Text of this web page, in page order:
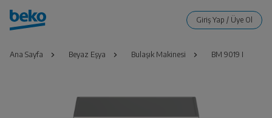
Ana Sayfa Beyaz Eşya Bulaşık Makinesi BM 9019 I